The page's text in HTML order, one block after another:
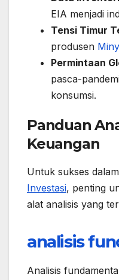
EIA menjadi
Tensi Timur
produsen
Permintaan
pasca-
konsumsi.
Panduan
Keuangan
Untuk sukses
Investasi, penting
alat analisis yang
analisis
Analisis